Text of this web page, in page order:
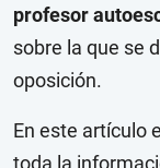
profesor
sobre la que se
oposición.
En este artículo
toda la